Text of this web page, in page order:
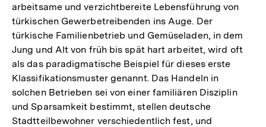
arbeitsame und verzichtbereite Lebensführung von
türkischen Gewerbetreibenden ins Auge. Der
türkische Familienbetrieb und Gemüseladen, in dem
Jung und Alt von früh bis spät hart arbeitet, wird oft
als das paradigmatische Beispiel für dieses erste
Klassifikationsmuster genannt. Das Handeln in
solchen Betrieben sei von einer familiären Disziplin
und Sparsamkeit bestimmt, stellen deutsche
Stadtteilbewohner verschiedentlich fest, und